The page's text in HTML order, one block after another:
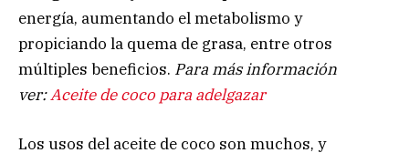
energía, aumentando el metabolismo y
propiciando la quema de grasa, entre otros
múltiples beneficios. Para más información
ver:Aceite de coco para adelgazar
Los usos del aceite de coco son muchos, y